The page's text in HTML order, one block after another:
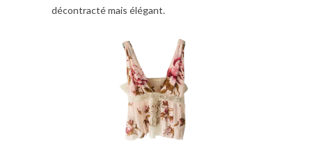
décontracté mais élégant.